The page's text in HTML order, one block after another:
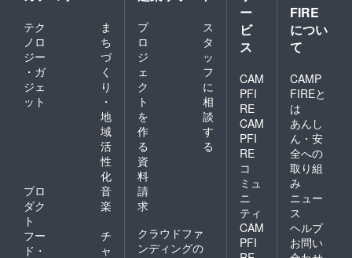
テク
ノロ
ジー
・ガ
ジェ
ット
ま
ち
づ
く
り
・
地
域
活
性
化
プロ
ダク
ト
音
楽
フー
ド・
チ
ャ
プ
ロ
ジ
ェ
ク
ト
を
作
る
ス
タ
ッ
フ
に
相
談
す
る
資
料
請
求
クラウドファ
ンディングの
ー
ビ
ス
CAM
PFI
RE
CAM
PFI
RE
コ
ミュ
ニ
ティ
CAM
PFI
FIRE
につい
て
CAMP
FIREと
は
あんし
ん・安
全への
取り組
み
ニュー
ス
ヘルプ
お問い